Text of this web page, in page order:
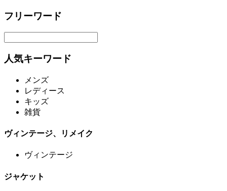
フリーワード
人気キーワード
メンズ
レディース
キッズ
雑貨
ヴィンテージ、リメイク
ヴィンテージ
ジャケット